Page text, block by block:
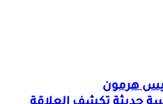
هرمون